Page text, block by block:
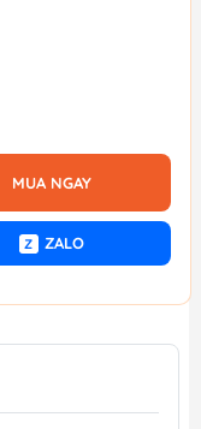
MUA NGAY
Z ZALO